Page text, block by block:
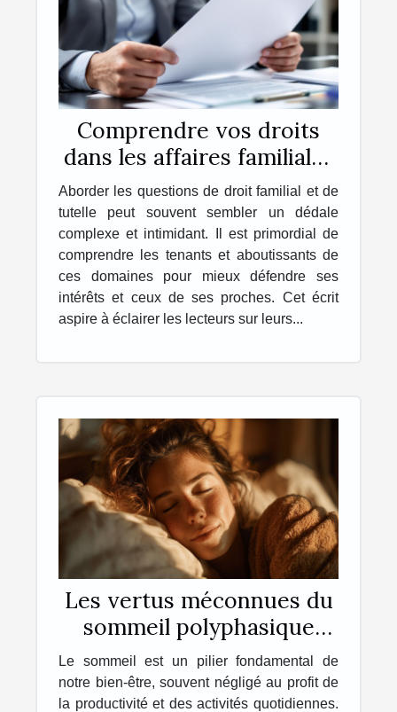
Comprendre vos droits
dans les affaires familiales
et de dépendance
Aborder les questions de droit familial et de
tutelle peut souvent sembler un dédale
complexe et intimidant. Il est primordial de
comprendre les tenants et aboutissants de
ces domaines pour mieux défendre ses
intérêts et ceux de ses proches. Cet écrit
aspire à éclairer les lecteurs sur leurs...
Les vertus méconnues du
sommeil polyphasique
Comment booster votre
énergie
Le sommeil est un pilier fondamental de
notre bien-être, souvent négligé au profit de
la productivité et des activités quotidiennes.